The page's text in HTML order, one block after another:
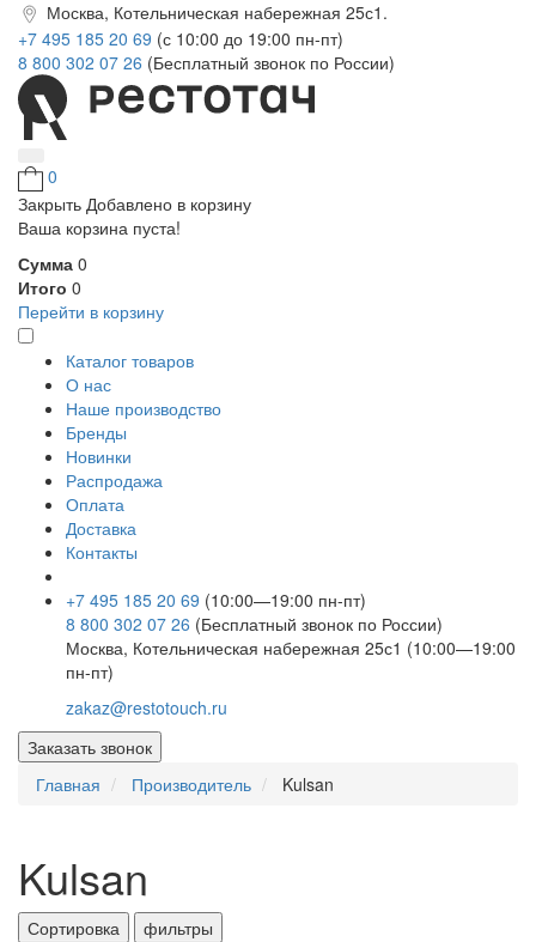
Москва, Котельническая набережная 25с1.
+7 495 185 20 69 (с 10:00 до 19:00 пн-пт)
8 800 302 07 26 (Бесплатный звонок по России)
0
Закрыть Добавлено в корзину
Ваша корзина пуста!
Сумма 0
Итого 0
Перейти в корзину
Каталог товаров
О нас
Наше производство
Бренды
Новинки
Распродажа
Оплата
Доставка
Контакты
+7 495 185 20 69 (10:00—19:00 пн-пт)
8 800 302 07 26 (Бесплатный звонок по России)
Москва, Котельническая набережная 25с1 (10:00—19:00
пн-пт)
zakaz@restotouch.ru
Заказать звонок
Главная
Производитель Kulsan
Kulsan
Сортировка
фильтры